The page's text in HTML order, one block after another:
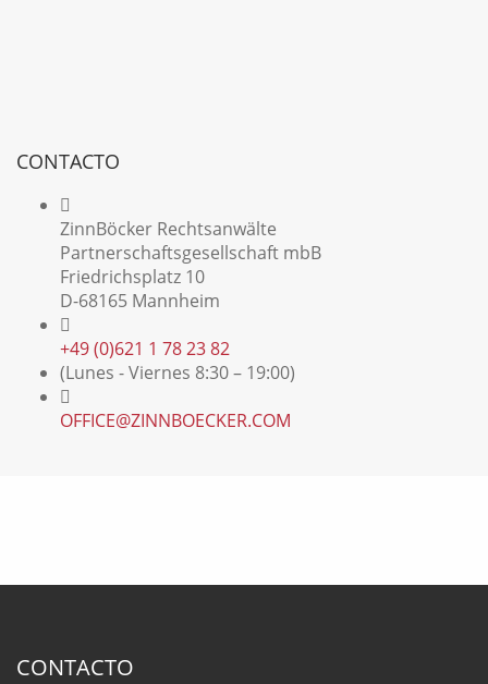
CONTACTO
ZinnBöcker Rechtsanwälte
Partnerschaftsgesellschaft mbB
Friedrichsplatz 10
D-68165 Mannheim
+49 (0)621 1 78 23 82
(Lunes - Viernes 8:30 – 19:00)
OFFICE@ZINNBOECKER.COM
CONTACTO